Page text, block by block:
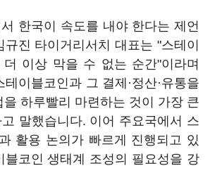
한국이 속도를 내야 한다는 제언
진 타이거리서치 대표는 "스테이
이상 막을 수 없는 순간"이라며
이블코인과 그 결제·정산·유통을
하루빨리 마련하는 것이 가장 큰
말했습니다. 이어 주요국에서 스
활용 논의가 빠르게 진행되고 있
블코인 생태계 조성의 필요성을 강